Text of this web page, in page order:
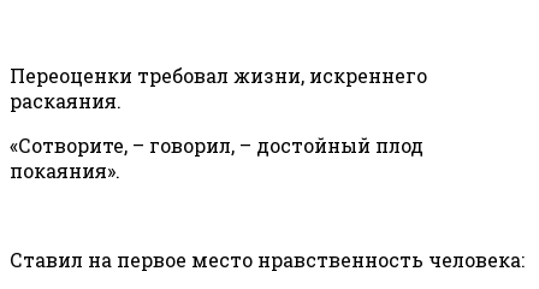
Переоценки требовал жизни, искреннего
раскаяния.
«Сотворите, – говорил, – достойный плод
покаяния».
Ставил на первое место нравственность человека: